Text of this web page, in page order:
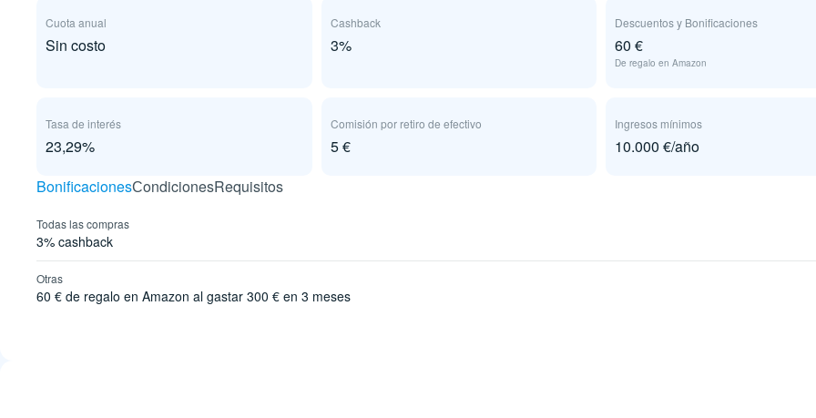
Cuota anual
Sin costo
Cashback
3%
Descuentos y Bonificaciones
60 €
De regalo en Amazon
Tasa de interés
23,29%
Comisión por retiro de efectivo
5 €
Ingresos mínimos
10.000 €/año
BonificacionesСondicionesRequisitos
Todas las compras
3% cashback
Otras
60 € de regalo en Amazon al gastar 300 € en 3 meses